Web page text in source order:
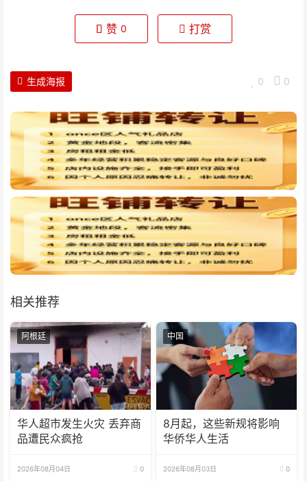
赞 0 打赏
0 0
生成海报
相关推荐
阿根廷
华人超市发生火灾 丢弃商
品遭民众疯抢
2026年08月04日 0
中国
8月起，这些新规将影响
华侨华人生活
2026年08月03日 0